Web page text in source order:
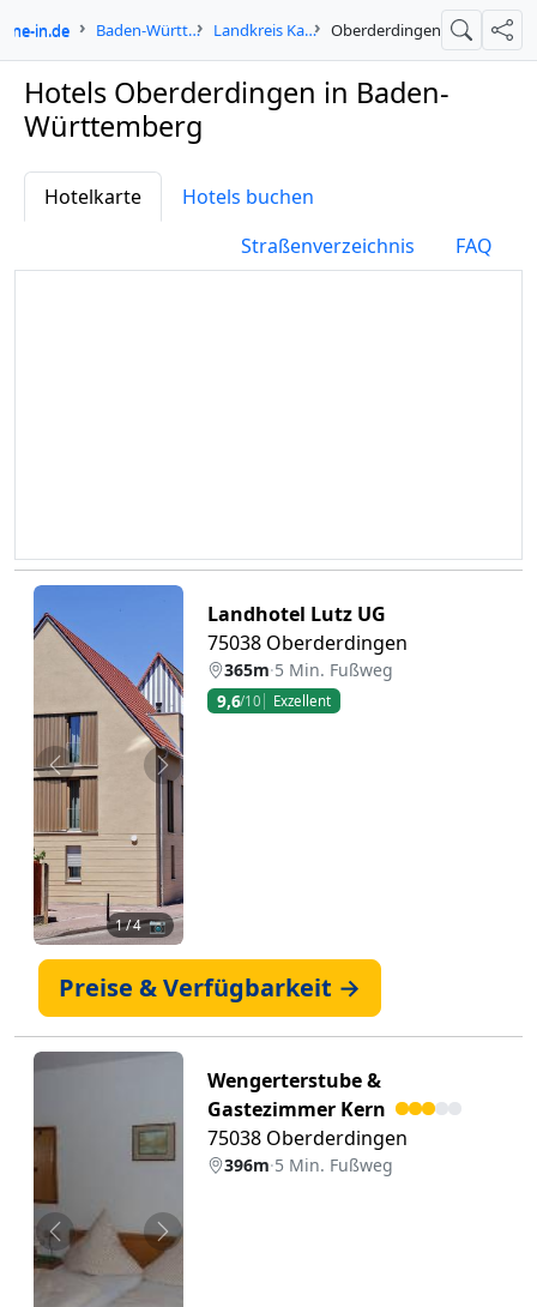
in.de Baden-Württemberg Landkreis Karlsruhe Oberderdingen Suche
Hotels Oberderdingen in Baden-
Württemberg
Hotelkarte
Hotels buchen
Straßenverzeichnis
FAQ
Zurück Weiter
1/ 4 📷
Landhotel Lutz UG
75038 Oberderdingen
365m·5 Min. Fußweg
9,6/10 Exzellent
Preise & Verfügbarkeit →
Zurück Weiter
Wengerterstube &
Gastezimmer Kern
75038 Oberderdingen
396m·5 Min. Fußweg